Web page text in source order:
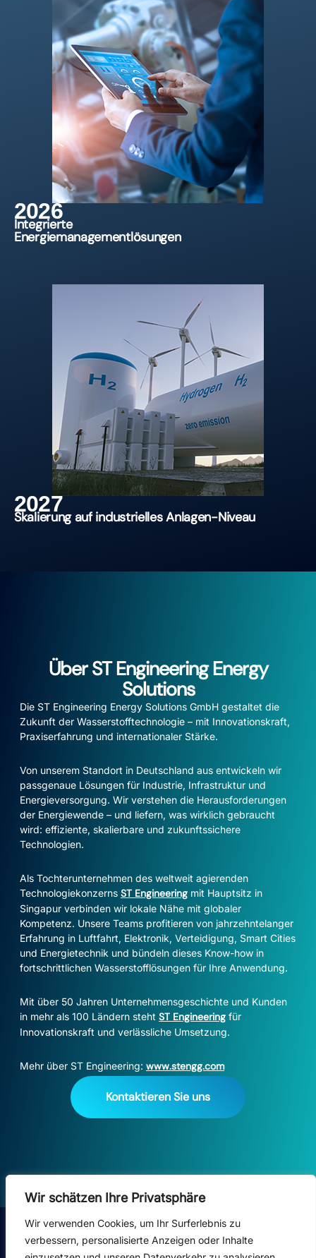
Wir schätzen Ihre Privatsphäre
Wir verwenden Cookies, um Ihr Surferlebnis zu
verbessern, personalisierte Anzeigen oder Inhalte
2026
Integrierte
Energiemanagementlösungen
2027
Skalierung auf industrielles Anlagen-Niveau
Über ST Engineering Energy
Solutions
Die ST Engineering Energy Solutions GmbH gestaltet die
Zukunft der Wasserstofftechnologie – mit Innovationskraft,
Praxiserfahrung und internationaler Stärke.
Von unserem Standort in Deutschland aus entwickeln wir
passgenaue Lösungen für Industrie, Infrastruktur und
Energieversorgung. Wir verstehen die Herausforderungen
der Energiewende – und liefern, was wirklich gebraucht
wird: effiziente, skalierbare und zukunftssichere
Technologien.
Als Tochterunternehmen des weltweit agierenden
Technologiekonzerns ST Engineering mit Hauptsitz in
Singapur verbinden wir lokale Nähe mit globaler
Kompetenz. Unsere Teams profitieren von jahrzehntelanger
Erfahrung in Luftfahrt, Elektronik, Verteidigung, Smart Cities
und Energietechnik und bündeln dieses Know-how in
fortschrittlichen Wasserstofflösungen für Ihre Anwendung.
Mit über 50 Jahren Unternehmensgeschichte und Kunden
in mehr als 100 Ländern steht ST Engineering für
Innovationskraft und verlässliche Umsetzung.
Mehr über ST Engineering: www.stengg.com
Kontaktieren Sie uns
Start